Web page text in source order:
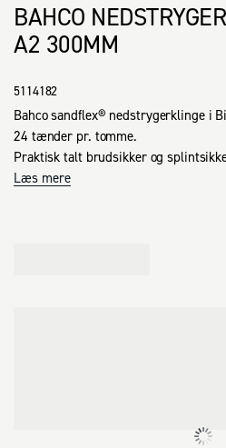
BAHCO
A2 300MM
5114182
Bahco sandflex® nedstrygerklinge i
24 tænder pr. tomme.
Praktisk talt brudsikker og
materialer.
Læs mere